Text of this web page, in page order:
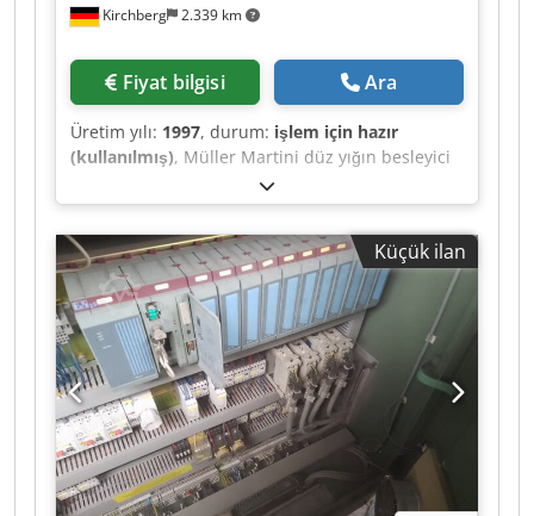
Kirchberg 2.339 km
Fiyat bilgisi Ara
Üretim yılı: 1997, durum: işlem için hazır
(kullanılmış), Müller Martini düz yığın besleyici
370, üretim yılı 1997 6 adet Dcodpowvmp Refx
Ah Isk
Küçük ilan